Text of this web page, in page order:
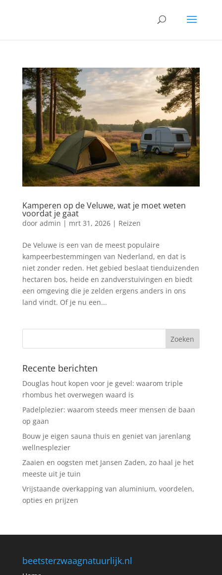
Kamperen op de Veluwe, wat je moet weten
voordat je gaat
door admin | mrt 31, 2026| Reizen
De Veluwe is een van de meest populaire
kampeerbestemmingen van Nederland, en dat is
niet zonder reden. Het gebied beslaat tienduizenden
hectaren bos, heide en zandverstuivingen en biedt
een omgeving die je zelden ergens anders in ons
land vindt. Of je nu een...
Recente berichten
Douglas hout kopen voor je gevel: waarom triple
rhombus het overwegen waard is
Padelplezier: waarom steeds meer mensen de baan
op gaan
Bouw je eigen sauna thuis en geniet van jarenlang
wellnesplezier
Zaaien en oogsten met Jansen Zaden, zo haal je het
meeste uit je tuin
Vrijstaande overkapping van aluminium, voordelen,
opties en prijzen
beetsterzwaagnatuurlijk.nl